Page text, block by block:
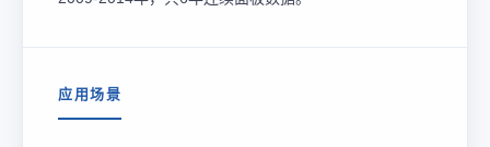
应用场景